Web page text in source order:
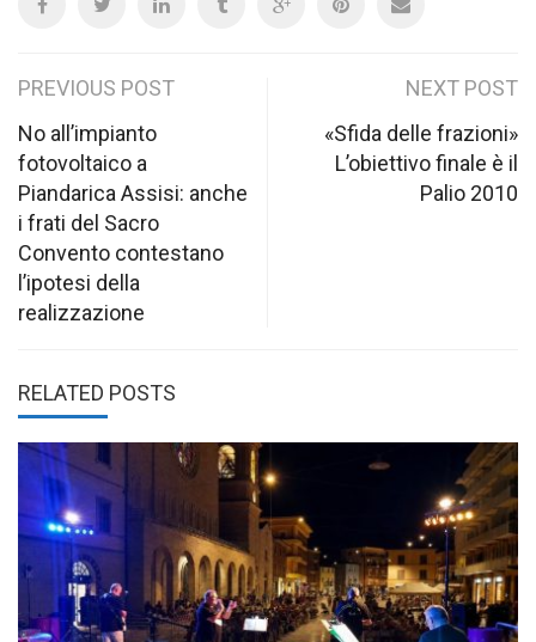
Post
navigation
PREVIOUS POST
No all’impianto
fotovoltaico a
Piandarica Assisi: anche
i frati del Sacro
Convento contestano
l’ipotesi della
realizzazione
NEXT POST
«Sfida delle frazioni»
L’obiettivo finale è il
Palio 2010
RELATED POSTS